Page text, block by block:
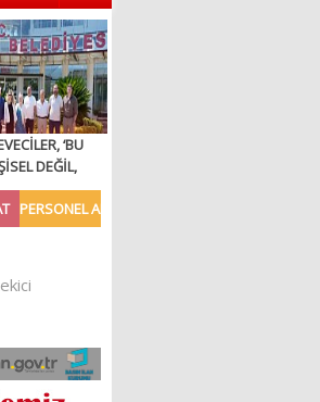
‘BU
DEĞİL,
DURUŞTUR’